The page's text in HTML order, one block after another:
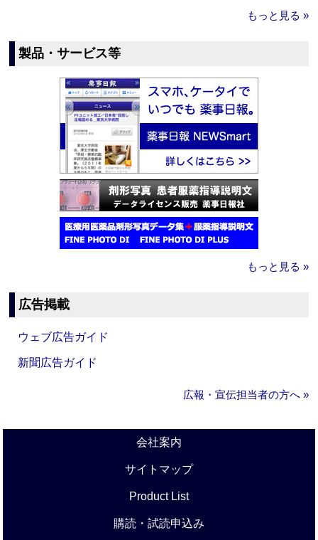
もっと見る »
製品・サービス等
もっと見る »
広告掲載
ウェブ広告ガイド
新聞広告ガイド
広報・宣伝担当者の方へ »
会社案内
サイトマップ
Product List
購読・試読申込み